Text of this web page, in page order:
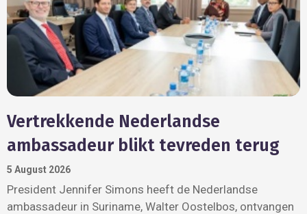
Vertrekkende Nederlandse
ambassadeur blikt tevreden terug
5 August 2026
President Jennifer Simons heeft de Nederlandse
ambassadeur in Suriname, Walter Oostelbos, ontvangen